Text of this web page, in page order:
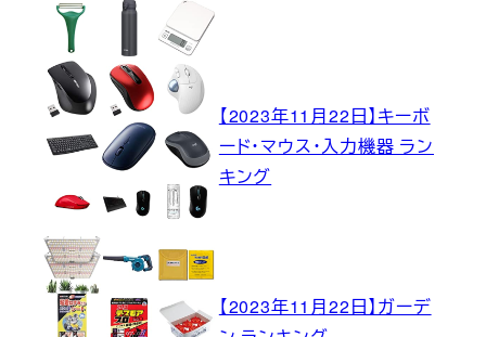
【2023年11月22日】キーボ
ード・マウス・入力機器 ラン
キング
【2023年11月22日】ガーデ